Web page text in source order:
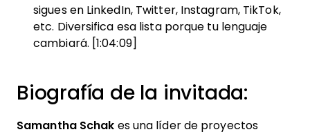
sigues en LinkedIn, Twitter, Instagram, TikTok,
etc. Diversifica esa lista porque tu lenguaje
cambiará. [1:04:09]
Biografía de la invitada:
Samantha Schak es una líder de proyectos